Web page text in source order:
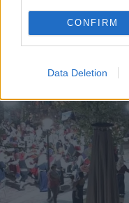
CONFIRM
Data Deletion